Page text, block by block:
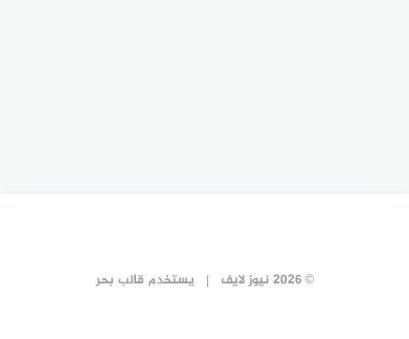
© 2026 نيوز لايف يستخدم قالب بحر